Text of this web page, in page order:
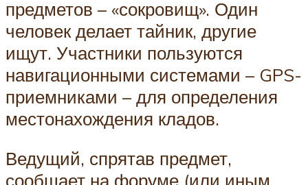
предметов – «сокровищ». Один
человек делает тайник, другие
ищут. Участники пользуются
навигационными системами – GPS-
приемниками – для определения
местонахождения кладов.
Ведущий, спрятав предмет,
сообщает на форуме (или иным